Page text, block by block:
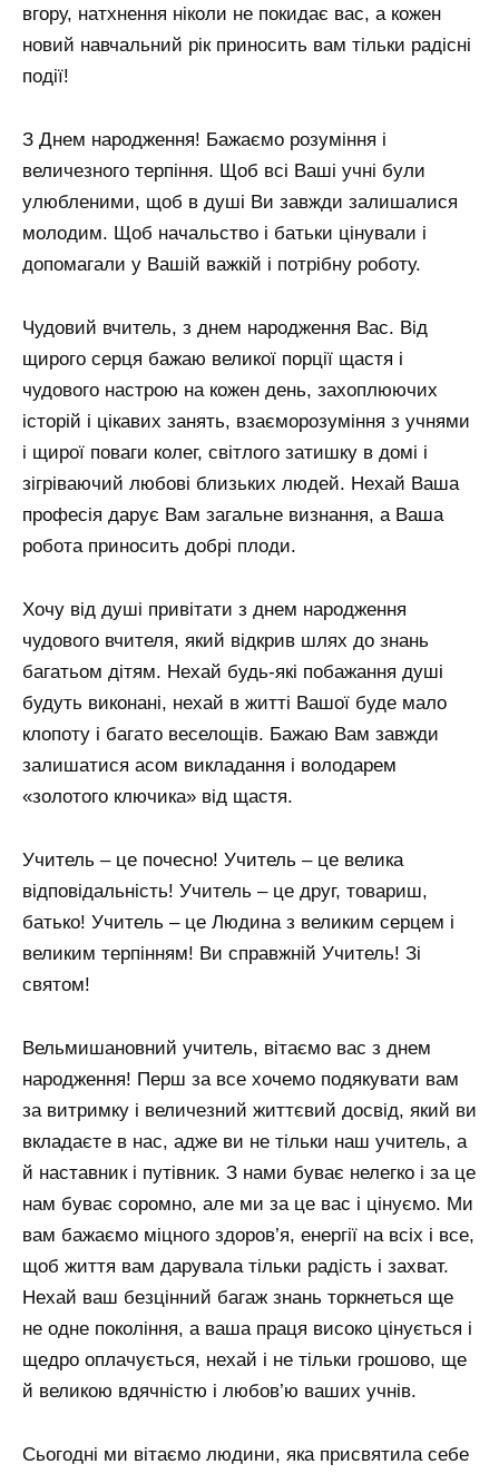
вгору, натхнення ніколи не покидає вас, а кожен
новий навчальний рік приносить вам тільки радісні
події!
З Днем народження! Бажаємо розуміння і
величезного терпіння. Щоб всі Ваші учні були
улюбленими, щоб в душі Ви завжди залишалися
молодим. Щоб начальство і батьки цінували і
допомагали у Вашій важкій і потрібну роботу.
Чудовий вчитель, з днем ​​народження Вас. Від
щирого серця бажаю великої порції щастя і
чудового настрою на кожен день, захоплюючих
історій і цікавих занять, взаєморозуміння з учнями
і щирої поваги колег, світлого затишку в домі і
зігріваючий любові близьких людей. Нехай Ваша
професія дарує Вам загальне визнання, а Ваша
робота приносить добрі плоди.
Хочу від душі привітати з днем ​​народження
чудового вчителя, який відкрив шлях до знань
багатьом дітям. Нехай будь-які побажання душі
будуть виконані, нехай в житті Вашої буде мало
клопоту і багато веселощів. Бажаю Вам завжди
залишатися асом викладання і володарем
«золотого ключика» від щастя.
Учитель – це почесно! Учитель – це велика
відповідальність! Учитель – це друг, товариш,
батько! Учитель – це Людина з великим серцем і
великим терпінням! Ви справжній Учитель! Зі
святом!
Вельмишановний учитель, вітаємо вас з днем ​​
народження! Перш за все хочемо подякувати вам
за витримку і величезний життєвий досвід, який ви
вкладаєте в нас, адже ви не тільки наш учитель, а
й наставник і путівник. З нами буває нелегко і за це
нам буває соромно, але ми за це вас і цінуємо. Ми
вам бажаємо міцного здоров’я, енергії на всіх і все,
щоб життя вам дарувала тільки радість і захват.
Нехай ваш безцінний багаж знань торкнеться ще
не одне покоління, а ваша праця високо цінується і
щедро оплачується, нехай і не тільки грошово, ще
й великою вдячністю і любов’ю ваших учнів.
Сьогодні ми вітаємо людини, яка присвятила себе